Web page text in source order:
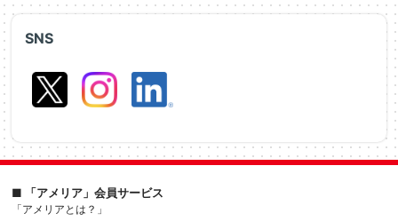
SNS
■ 「アメリア」会員サービス
「アメリアとは？」